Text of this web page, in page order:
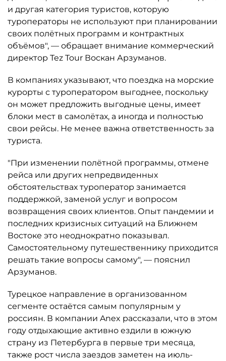
и другая категория туристов, которую
туроператоры не используют при планировании
своих полётных программ и контрактных
объёмов", — обращает внимание коммерческий
директор Tez Tour Воскан Арзуманов.
В компаниях указывают, что поездка на морские
курорты с туроператором выгоднее, поскольку
он может предложить выгодные цены, имеет
блоки мест в самолётах, а иногда и полностью
свои рейсы. Не менее важна ответственность за
туриста.
"При изменении полётной программы, отмене
рейса или других непредвиденных
обстоятельствах туроператор занимается
поддержкой, заменой услуг и вопросом
возвращения своих клиентов. Опыт пандемии и
последних кризисных ситуаций на Ближнем
Востоке это неоднократно показывал.
Самостоятельному путешественнику приходится
решать такие вопросы самому", — пояснил
Арзуманов.
Турецкое направление в организованном
сегменте остаётся самым популярным у
россиян. В компании Anex рассказали, что в этом
году отдыхающие активно ездили в южную
страну из Петербурга в первые три месяца,
также рост числа заездов заметен на июль-